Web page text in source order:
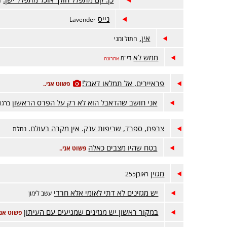
נייס Lavender
אין. חתול זמני
ממש לא די"מ אחרונה
פראיירים, אל תמלאו דאבל! פשוט אני..
אני חושב שהדאבל הוא לא רק על הפרס הראשון
צרפת, ספרד, שריפות ענק. אין מקרה בעולם. נחלת
בטח שהיו מצבים כאלה פשוט אני..
מגזין ראובן255
יש מגזינים לא דתי לאומי אלא חרדי עשב לימון
במקור ראשון יש מגזינים שמגיעים עם העיתון פשוט